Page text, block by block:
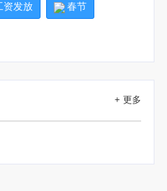
资发放 春节
+ 更多